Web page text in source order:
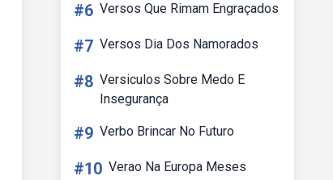
#6 Versos Que Rimam Engraçados
#7 Versos Dia Dos Namorados
#8 Versiculos Sobre Medo E
Insegurança
#9 Verbo Brincar No Futuro
#10 Verao Na Europa Meses